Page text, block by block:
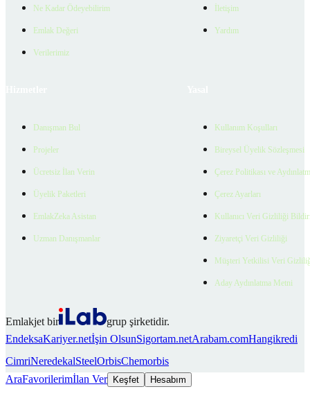
Ne Kadar Ödeyebilirim
Emlak Değeri
Verilerimiz
İletişim
Yardım
Danışman Bul
Projeler
Ücretsiz İlan Verin
Üyelik Paketleri
EmlakZeka Asistan
Uzman Danışmanlar
Kullanım Koşulları
Bireysel Üyelik Sözleşmesi
Çerez Politikası ve
Çerez Ayarları
Kullanıcı Veri Gizliliği
Ziyaretçi Veri Gizliliği
Müşteri Yetkilisi Veri
Aday Aydınlatma Metni
Emlakjet bir
grup şirketidir.
EndeksaKariyer.netİşin OlsunSigortam.netArabam.comHangikredi
CimriNeredekalSteelOrbisChemorbis
AraFavorilerimİlan Ver Keşfet Hesabım